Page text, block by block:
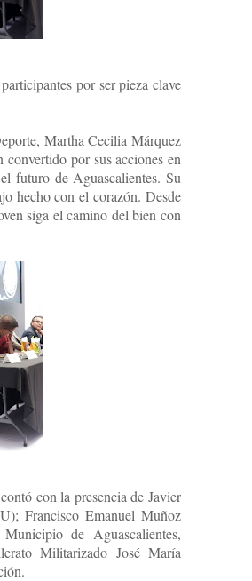
por ser pieza clave
Martha Cecilia Márquez
por sus acciones en
futuro de Aguascalientes. Su
hecho con el corazón. Desde
siga el camino del bien con
con la presencia de Javier
Francisco Emanuel Muñoz
de Aguascalientes,
Militarizado José María